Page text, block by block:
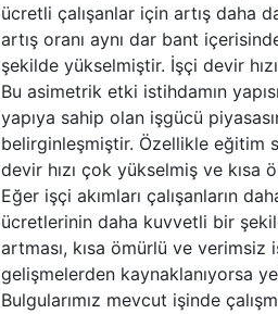
ücretli çalışanlar için artış daha
artış oranı aynı dar bant
şekilde yükselmiştir. İşçi devir
Bu asimetrik etki istihdamın
yapıya sahip olan işgücü
belirginleşmiştir. Özellikle eğitim
devir hızı çok yükselmiş ve kısa
Eğer işçi akımları çalışanların
ücretlerinin daha kuvvetli bir
artması, kısa ömürlü ve
gelişmelerden kaynaklanıyorsa
Bulgularımız mevcut işinde